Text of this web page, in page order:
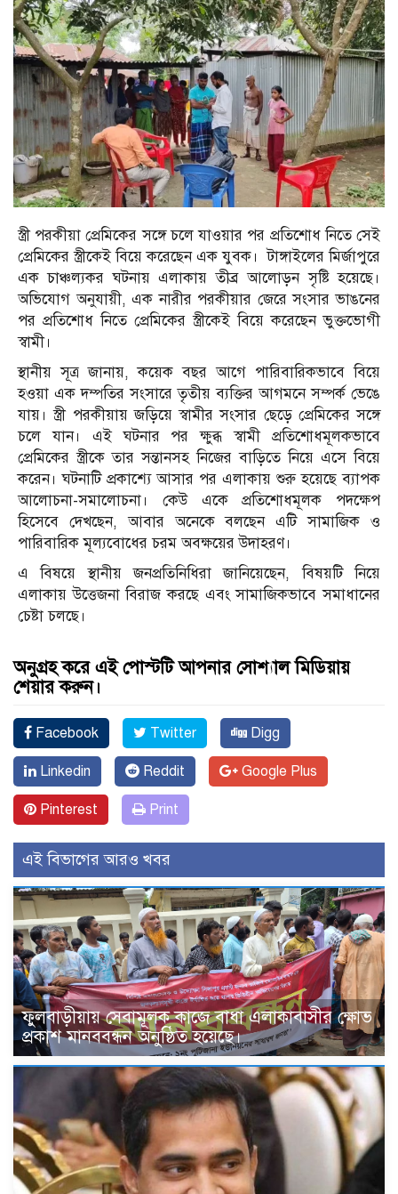
স্ত্রী পরকীয়া প্রেমিকের সঙ্গে চলে যাওয়ার পর প্রতিশোধ নিতে সেই
প্রেমিকের স্ত্রীকেই বিয়ে করেছেন এক যুবক। টাঙ্গাইলের মির্জাপুরে
এক চাঞ্চল্যকর ঘটনায় এলাকায় তীব্র আলোড়ন সৃষ্টি হয়েছে।
অভিযোগ অনুযায়ী, এক নারীর পরকীয়ার জেরে সংসার ভাঙনের
পর প্রতিশোধ নিতে প্রেমিকের স্ত্রীকেই বিয়ে করেছেন ভুক্তভোগী
স্বামী।
স্থানীয় সূত্র জানায়, কয়েক বছর আগে পারিবারিকভাবে বিয়ে
হওয়া এক দম্পতির সংসারে তৃতীয় ব্যক্তির আগমনে সম্পর্ক ভেঙে
যায়। স্ত্রী পরকীয়ায় জড়িয়ে স্বামীর সংসার ছেড়ে প্রেমিকের সঙ্গে
চলে যান। এই ঘটনার পর ক্ষুব্ধ স্বামী প্রতিশোধমূলকভাবে
প্রেমিকের স্ত্রীকে তার সন্তানসহ নিজের বাড়িতে নিয়ে এসে বিয়ে
করেন। ঘটনাটি প্রকাশ্যে আসার পর এলাকায় শুরু হয়েছে ব্যাপক
আলোচনা-সমালোচনা। কেউ একে প্রতিশোধমূলক পদক্ষেপ
হিসেবে দেখছেন, আবার অনেকে বলছেন এটি সামাজিক ও
পারিবারিক মূল্যবোধের চরম অবক্ষয়ের উদাহরণ।
এ বিষয়ে স্থানীয় জনপ্রতিনিধিরা জানিয়েছেন, বিষয়টি নিয়ে
এলাকায় উত্তেজনা বিরাজ করছে এবং সামাজিকভাবে সমাধানের
চেষ্টা চলছে।
অনুগ্রহ করে এই পোস্টটি আপনার সোশ্যাল মিডিয়ায়
শেয়ার করুন।
Facebook Twitter Digg
Linkedin Reddit Google Plus
Pinterest Print
এই বিভাগের আরও খবর
ফুলবাড়ীয়ায় সেবামূলক কাজে বাধা এলাকাবাসীর ক্ষোভ
প্রকাশ মানববন্ধন অনুষ্ঠিত হয়েছে।